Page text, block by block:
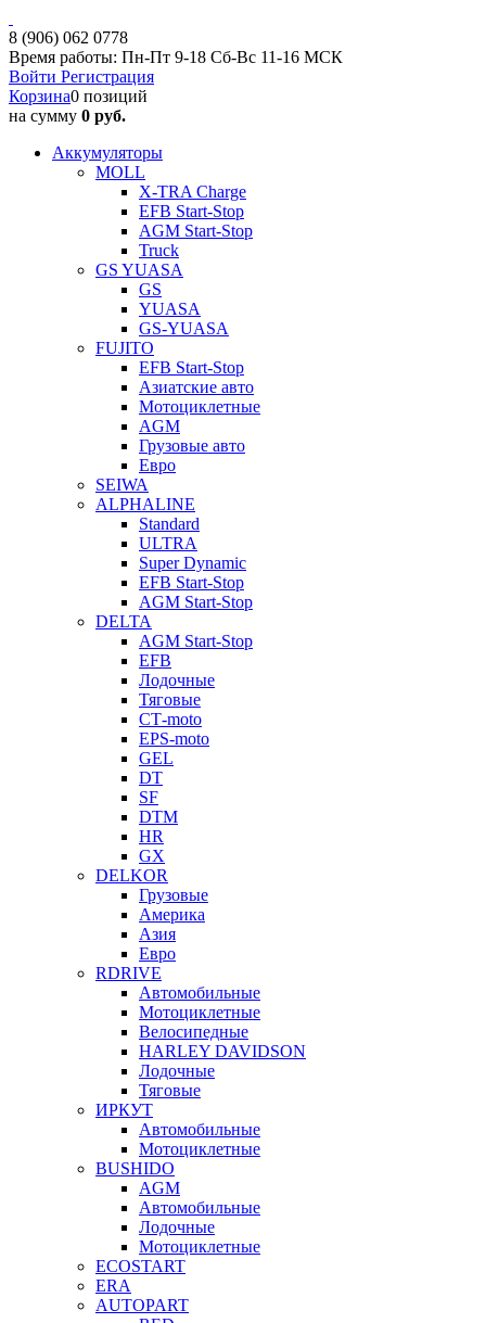
8 (906) 062 0778
Время работы: Пн-Пт 9-18 Сб-Вс 11-16 МСК
Войти Регистрация
Корзина0 позиций
на сумму 0 руб.
Аккумуляторы
MOLL
X-TRA Charge
EFB Start-Stop
AGM Start-Stop
Truck
GS YUASA
GS
YUASA
GS-YUASA
FUJITO
EFB Start-Stop
Азиатские авто
Мотоциклетные
AGM
Грузовые авто
Евро
SEIWA
ALPHALINE
Standard
ULTRA
Super Dynamic
EFB Start-Stop
AGM Start-Stop
DELTA
AGM Start-Stop
EFB
Лодочные
Тяговые
СТ-moto
EPS-moto
GEL
DT
SF
DTM
HR
GX
DELKOR
Грузовые
Америка
Азия
Евро
RDRIVE
Автомобильные
Мотоциклетные
Велосипедные
HARLEY DAVIDSON
Лодочные
Тяговые
ИРКУТ
Автомобильные
Мотоциклетные
BUSHIDO
AGM
Автомобильные
Лодочные
Мотоциклетные
ECOSTART
ERA
AUTOPART